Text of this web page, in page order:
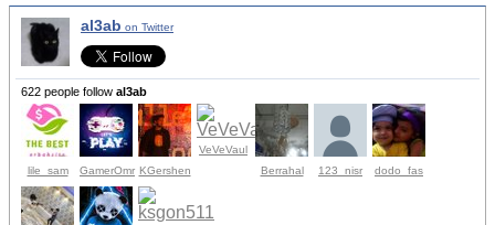
al3ab on Twitter
622 people follow al3ab
lile_sam GamerOmr KGershen
VeVeVaul
Berrahal
123_nisr dodo_fas